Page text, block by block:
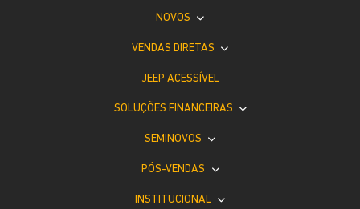
NOVOS
VENDAS DIRETAS
JEEP ACESSÍVEL
SOLUÇÕES FINANCEIRAS
SEMINOVOS
PÓS-VENDAS
INSTITUCIONAL